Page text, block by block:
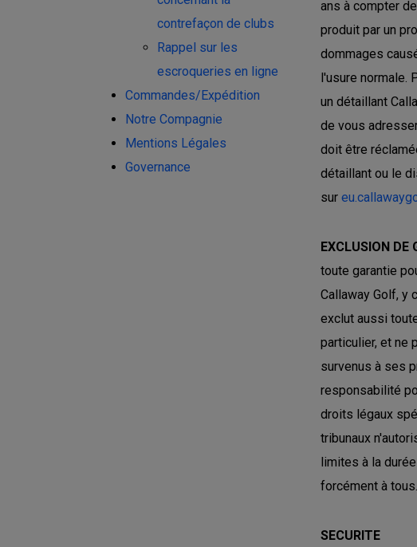
contrefaçon de clubs
Rappel sur les
escroqueries en ligne
Commandes/Expédition
Notre Compagnie
Mentions Légales
Governance
ans à compter
produit par un
dommages
l'usure normale.
un détaillant
de vous
doit être
détaillant ou le
sur
EXCLUSION DE
toute garantie
Callaway Golf, y
exclut aussi
particulier, et ne
survenus à ses
responsabilité
droits légaux
tribunaux
limites à la
forcément à
SECURITE